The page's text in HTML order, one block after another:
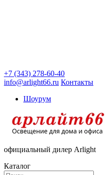
+7 (343) 278-60-40
info@arlight66.ru Контакты
Шоурум
официальный дилер Arlight
Каталог